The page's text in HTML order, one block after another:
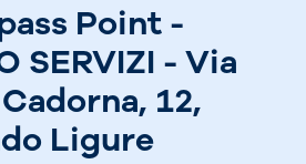
Point -
SERVIZI - Via
12,
Ligure